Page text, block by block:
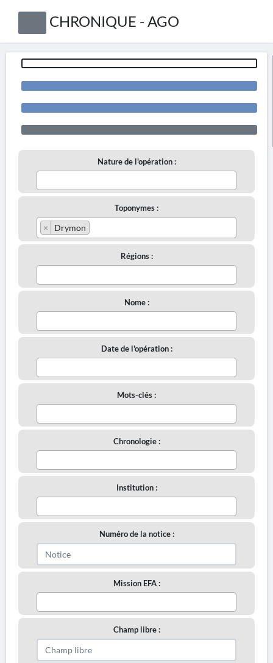
CHRONIQUE - AGO
Nature de l'opération :
Toponymes :
× Drymon
Régions :
Nome :
Date de l'opération :
Mots-clés :
Chronologie :
Institution :
Numéro de la notice :
Mission EFA :
Champ libre :